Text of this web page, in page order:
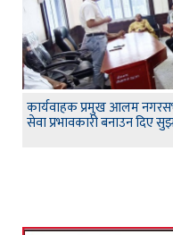
कार्यवाहक प्रमुख आलम
सेवा प्रभावकारी बनाउन दिए